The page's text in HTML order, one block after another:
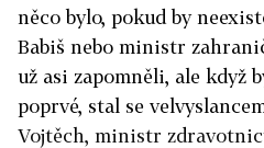
něco bylo, pokud by
Babiš nebo ministr
už asi zapomněli, ale když
poprvé, stal se
Vojtěch, ministr